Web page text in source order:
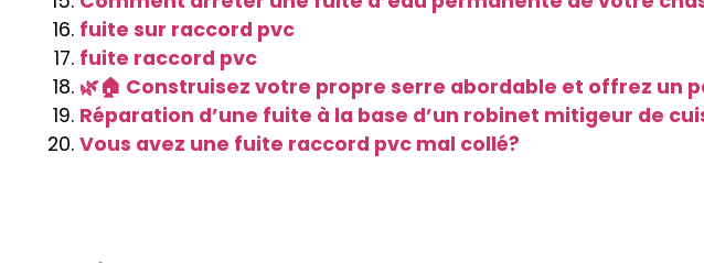
fuite sur raccord pvc
fuite raccord pvc
🌿🏠 Construisez votre propre serre abordable et offrez un
Réparation d’une fuite à la base d’un robinet mitigeur de
Vous avez une fuite raccord pvc mal collé?